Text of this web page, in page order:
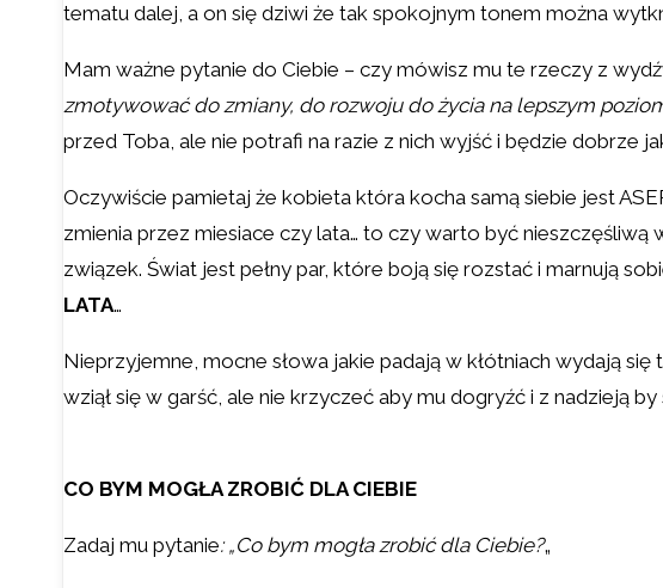
tematu dalej, a on się dziwi że tak spokojnym tonem można
Mam ważne pytanie do Ciebie – czy mówisz mu te rzeczy z
zmotywować do zmiany, do rozwoju do życia na lepszym
przed Toba, ale nie potrafi na razie z nich wyjść i będzie dobrze
Oczywiście pamietaj że kobieta która kocha samą siebie jest
zmienia przez miesiace czy lata… to czy warto być nieszczęśliwą
związek. Świat jest pełny par, które boją się rozstać i marnują
LATA…
Nieprzyjemne, mocne słowa jakie padają w kłótniach wydają
wziął się w garść, ale nie krzyczeć aby mu dogryźć i z nadzieją
CO BYM MOGŁA ZROBIĆ DLA CIEBIE
Zadaj mu pytanie: „Co bym mogła zrobić dla Ciebie?„